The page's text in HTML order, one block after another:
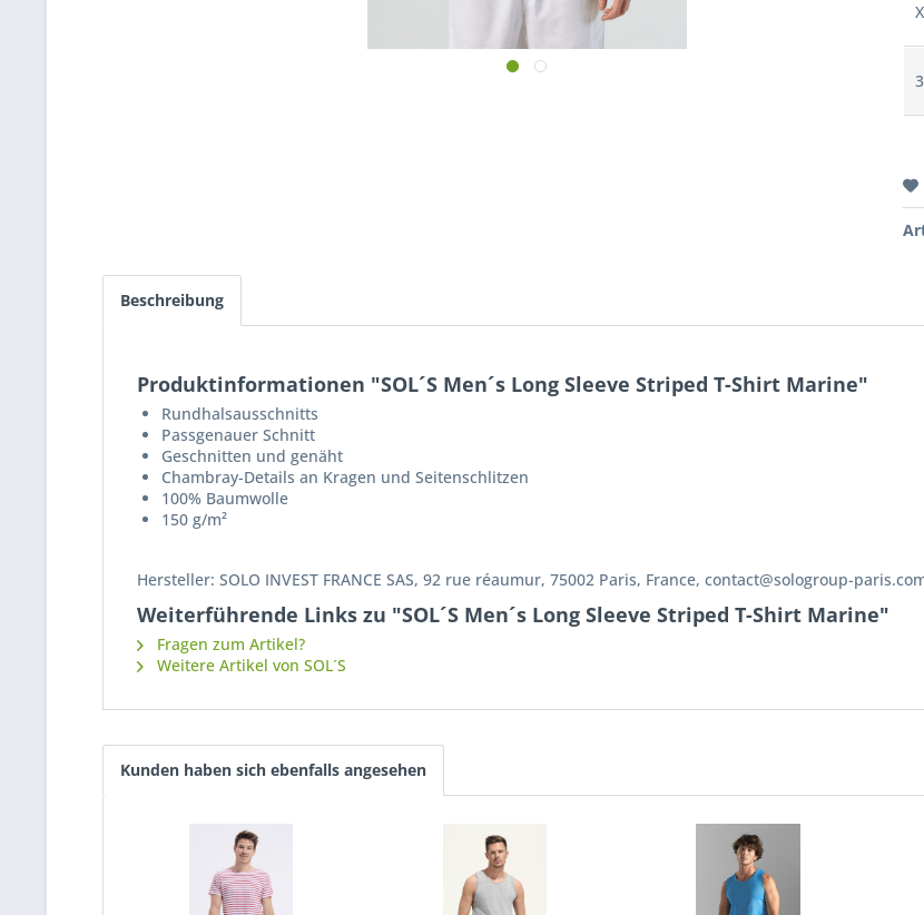
Beschreibung
Produktinformationen "SOL´S Men´s Long Sleeve Striped T-Shirt Marine"
Rundhalsausschnitts
Passgenauer Schnitt
Geschnitten und genäht
Chambray-Details an Kragen und Seitenschlitzen
100% Baumwolle
150 g/m²
Hersteller: SOLO INVEST FRANCE SAS, 92 rue réaumur, 75002 Paris, France, contact@sologroup-
Weiterführende Links zu "SOL´S Men´s Long Sleeve Striped T-Shirt Marine"
Fragen zum Artikel?
Weitere Artikel von SOL´S
Kunden haben sich ebenfalls angesehen